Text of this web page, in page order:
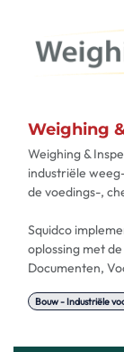
Weighing
Weighing &
industriële
de voedings-,
Squidco
oplossing met
Documenten,
Bouw - Industriële